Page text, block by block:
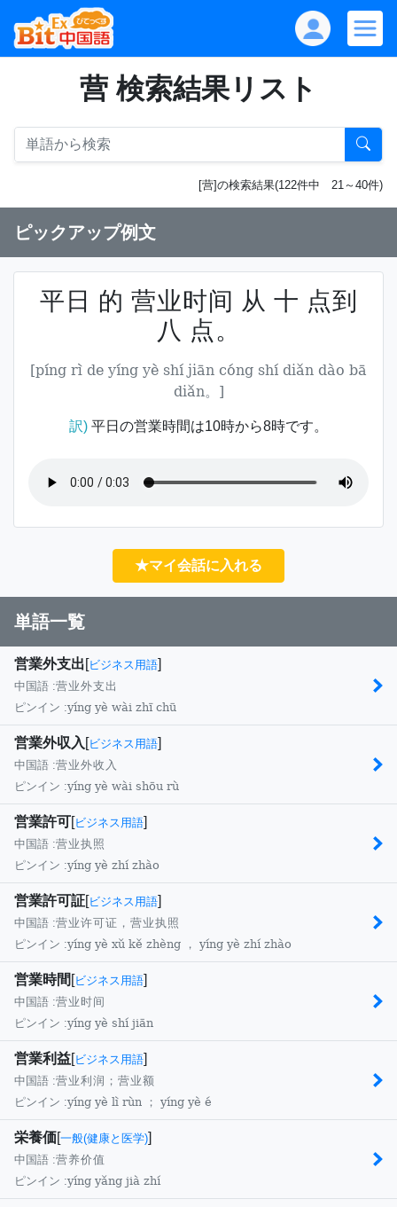
营 検索結果リスト
[营]の検索結果(122件中 21～40件)
ピックアップ例文
平日 的 营业时间 从 十 点到
八 点。
[píng rì de yíng yè shí jiān cóng shí diǎn dào bā
diǎn。]
訳) 平日の営業時間は10時から8時です。
★マイ会話に入れる
単語一覧
営業外支出[ビジネス用語]
中国語 :营业外支出
ピンイン :yíng yè wài zhī chū
営業外収入 [ビジネス用語]
中国語 :营业外收入
ピンイン :yíng yè wài shōu rù
営業許可[ビジネス用語]
中国語 :营业执照
ピンイン :yíng yè zhí zhào
営業許可証[ビジネス用語]
中国語 :营业许可证，营业执照
ピンイン :yíng yè xǔ kě zhèng ， yíng yè zhí zhào
営業時間 [ビジネス用語]
中国語 :营业时间
ピンイン :yíng yè shí jiān
営業利益[ビジネス用語]
中国語 :营业利润；营业额
ピンイン :yíng yè lì rùn ； yíng yè é
栄養価[一般(健康と医学)]
中国語 :营养价值
ピンイン :yíng yǎng jià zhí